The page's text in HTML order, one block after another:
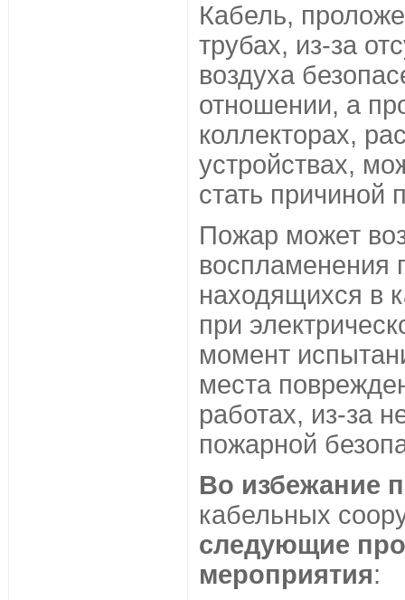
Кабель,
трубах, из-за
воздуха
отношении, а
коллекторах,
устройствах,
стать причиной
Пожар может
воспламенения
находящихся в
при
момент
места
работах, из-за
пожарной
Во избежание
кабельных
следующие
мероприятия: